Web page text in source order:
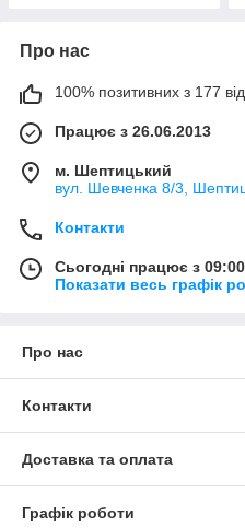
Про нас
100% позитивних з 177
Працює з 26.06.2013
м. Шептицький
вул. Шевченка 8/3,
Контакти
Сьогодні працює з
Показати весь графік
Про нас
Контакти
Доставка та оплата
Графік роботи